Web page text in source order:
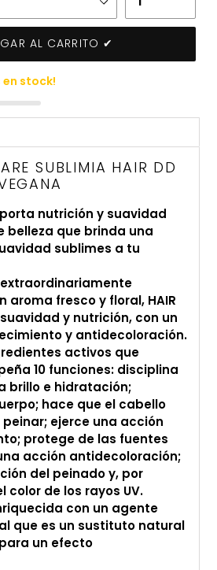
AL CARRITO ✔
en stock!
SUBLIMIA HAIR DD
nutrición y suavidad
belleza que brinda una
sublimes a tu
aroma fresco y floral, HAIR
suavidad y nutrición, con un
y antidecoloración.
activos que
10 funciones: disciplina
brillo e hidratación;
hace que el cabello
ejerce una acción
protege de las fuentes
acción antidecoloración;
del peinado y, por
color de los rayos UV.
con un agente
que es un sustituto natural
un efecto